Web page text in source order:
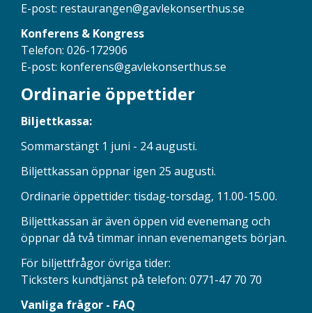
E-post: restaurangen@gavlekonserthus.se
Konferens & Kongress
Telefon: 026-172906
E-post: konferens@gavlekonserthus.se
Ordinarie öppettider
Biljettkassa:
Sommarstängt 1 juni - 24 augusti.
Biljettkassan öppnar igen 25 augusti.
Ordinarie öppettider: tisdag-torsdag, 11.00-15.00.
Biljettkassan är även öppen vid evenemang och
öppnar då två timmar innan evenemangets början.
För biljettfrågor övriga tider:
Ticksters kundtjänst på telefon: 0771-47 70 70
Vanliga frågor - FAQ